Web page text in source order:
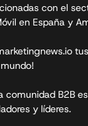
con el
en España y
comunidad B2B
y líderes.